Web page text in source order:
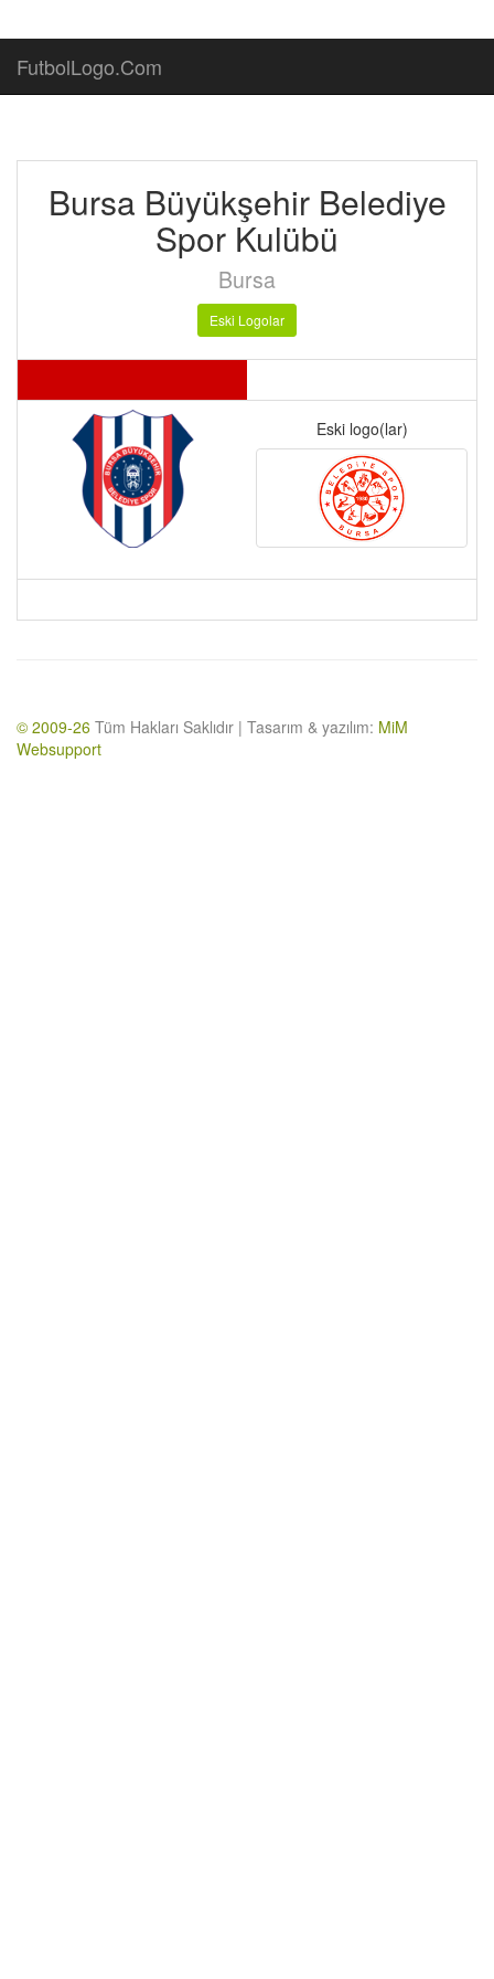
FutbolLogo.Com
Bursa Büyükşehir Belediye
Spor Kulübü
Bursa
Eski Logolar
Eski logo(lar)
© 2009-26 Tüm Hakları Saklıdır | Tasarım & yazılım: MiM
Websupport